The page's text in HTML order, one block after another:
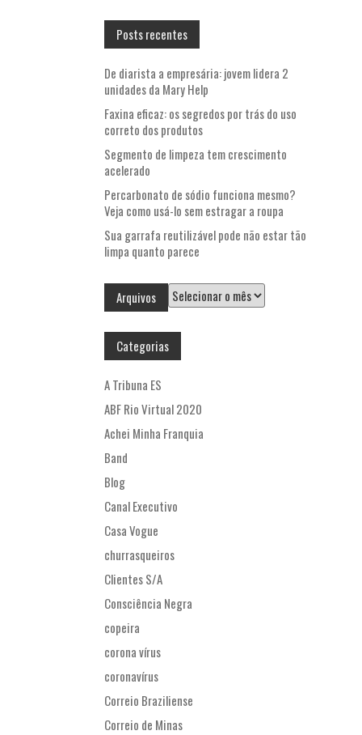
Posts recentes
De diarista a empresária: jovem lidera 2
unidades da Mary Help
Faxina eficaz: os segredos por trás do uso
correto dos produtos
Segmento de limpeza tem crescimento
acelerado
Percarbonato de sódio funciona mesmo?
Veja como usá-lo sem estragar a roupa
Sua garrafa reutilizável pode não estar tão
limpa quanto parece
Arquivos Arquivos
Categorias
A Tribuna ES
ABF Rio Virtual 2020
Achei Minha Franquia
Band
Blog
Canal Executivo
Casa Vogue
churrasqueiros
Clientes S/A
Consciência Negra
copeira
corona vírus
coronavírus
Correio Braziliense
Correio de Minas